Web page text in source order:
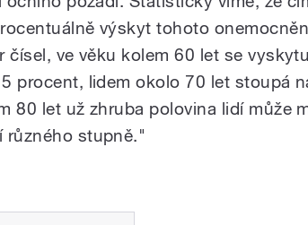
výskyt tohoto
čísel, ve věku kolem 60 let se
procent, lidem okolo 70 let stoupá
80 let už zhruba polovina lidí může
různého stupně."